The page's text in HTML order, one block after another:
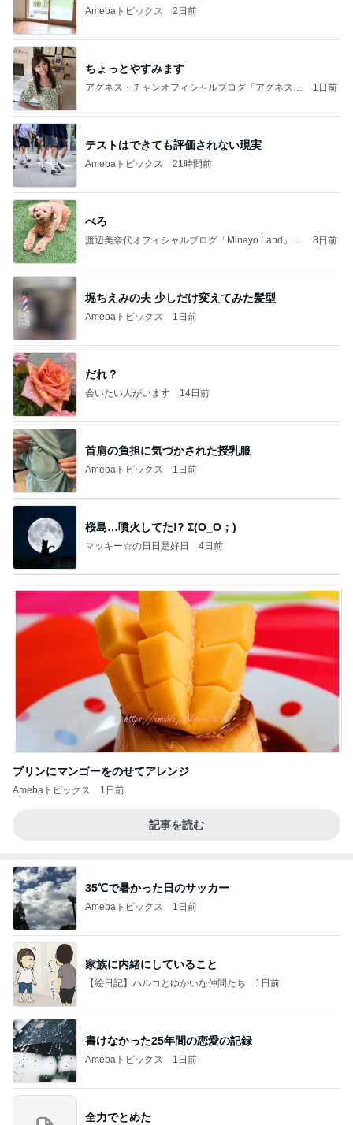
Amebaトピックス 2日前
ちょっとやすみます
アグネス・チャンオフィシャルブログ「アグネスち
1日前
テストはできても評価されない現実
Amebaトピックス 21時間前
ぺろ
渡辺美奈代オフィシャルブログ「Minayo Land」P
8日前
堀ちえみの夫 少しだけ変えてみた髪型
Amebaトピックス 1日前
だれ？
会いたい人がいます 14日前
首肩の負担に気づかされた授乳服
Amebaトピックス 1日前
桜島…噴火してた!? Σ(O_O；)
マッキー☆の日日是好日 4日前
プリンにマンゴーをのせてアレンジ
Amebaトピックス 1日前
記事を読む
35℃で暑かった日のサッカー
Amebaトピックス 1日前
家族に内緒にしていること
【絵日記】ハルコとゆかいな仲間たち 1日前
書けなかった25年間の恋愛の記録
Amebaトピックス 1日前
全力でとめた